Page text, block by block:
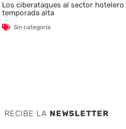
Los ciberataques al sector
temporada alta
Sin categoría
RECIBE LA NEWSLETTER